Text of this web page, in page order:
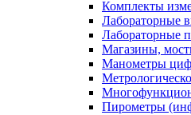
Комплекты
Лабораторные
Лабораторные
Магазины,
Манометры
Пирометры